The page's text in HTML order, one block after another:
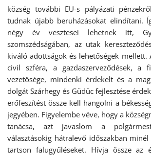
község további EU-s pályázati
tudnak újabb beruházásokat elindítani.
négy év vesztesei lehetnek itt,
szomszédságában, az utak
kiváló adottságok és lehetőségek mellett.
civil szféra, a gazdaszerveződések, a
vezetősége, mindenki érdekelt és a
dolgát Szárhegy és Güdüc fejlesztése
erőfeszítést össze kell hangolni a
jegyében. Figyelembe véve, hogy a
tanácsa, azt javaslom a
választásokig hátralevő időszakban
tartson falugyűléseket. Hívja össze az